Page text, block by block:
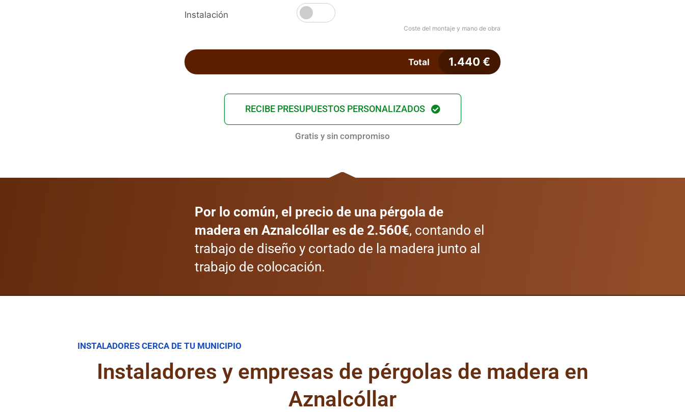
Instalación
Coste del montaje y mano de obra
Total 1.440 €
RECIBE PRESUPUESTOS PERSONALIZADOS
Gratis y sin compromiso
Por lo común, el precio de una pérgola de
madera en Aznalcóllar es de 2.560€, contando el
trabajo de diseño y cortado de la madera junto al
trabajo de colocación.
INSTALADORES CERCA DE TU MUNICIPIO
Instaladores y empresas de pérgolas de madera en
Aznalcóllar